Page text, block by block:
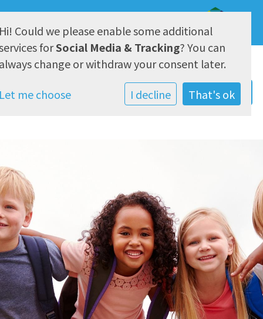
AVG & Privacy
Could we please enable some additional
forSocial Media & Tracking? You can
change or withdraw your consent later.
me choose
I decline That's ok